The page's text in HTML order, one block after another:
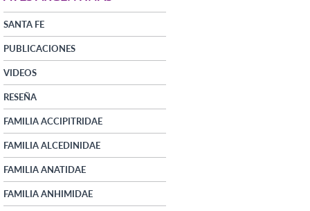
SANTA FE
PUBLICACIONES
VIDEOS
RESEÑA
FAMILIA ACCIPITRIDAE
FAMILIA ALCEDINIDAE
FAMILIA ANATIDAE
FAMILIA ANHIMIDAE